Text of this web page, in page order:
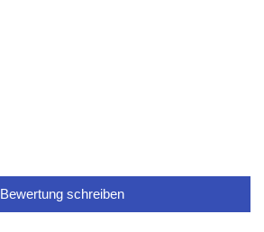
Bewertung schreiben